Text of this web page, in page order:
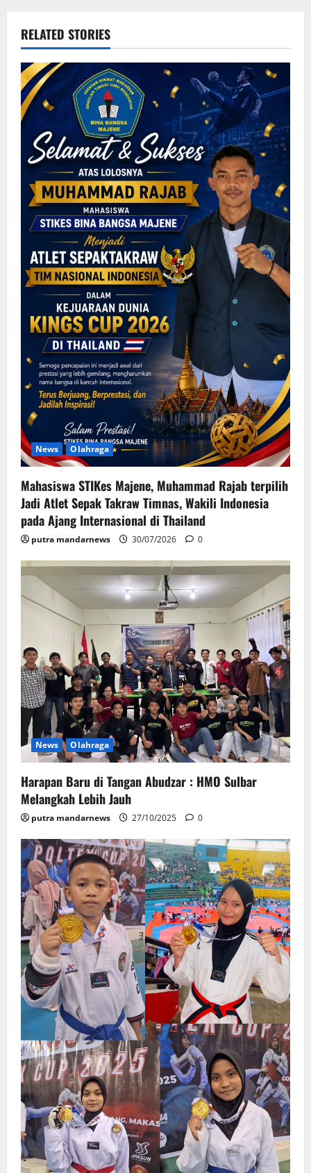
RELATED STORIES
News Olahraga
Mahasiswa STIKes Majene, Muhammad Rajab terpilih
Jadi Atlet Sepak Takraw Timnas, Wakili Indonesia
pada Ajang Internasional di Thailand
putra mandarnews 30/07/2026 0
News Olahraga
Harapan Baru di Tangan Abudzar : HMO Sulbar
Melangkah Lebih Jauh
putra mandarnews 27/10/2025 0